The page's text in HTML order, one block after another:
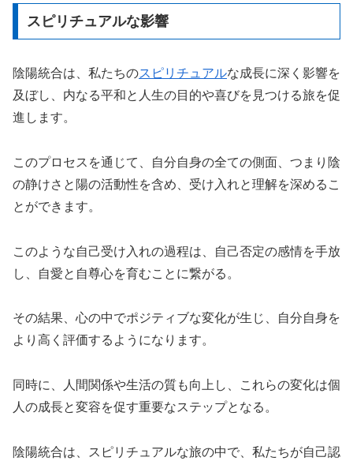
スピリチュアルな影響
陰陽統合は、私たちのスピリチュアルな成長に深く影響を
及ぼし、内なる平和と人生の目的や喜びを見つける旅を促
進します。
このプロセスを通じて、自分自身の全ての側面、つまり陰
の静けさと陽の活動性を含め、受け入れと理解を深めるこ
とができます。
このような自己受け入れの過程は、自己否定の感情を手放
し、自愛と自尊心を育むことに繋がる。
その結果、心の中でポジティブな変化が生じ、自分自身を
より高く評価するようになります。
同時に、人間関係や生活の質も向上し、これらの変化は個
人の成長と変容を促す重要なステップとなる。
陰陽統合は、スピリチュアルな旅の中で、私たちが自己認